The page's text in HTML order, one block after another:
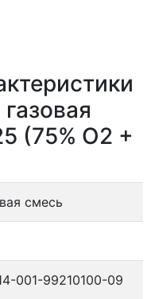
(75% O2 +
смесь
001-99210100-09